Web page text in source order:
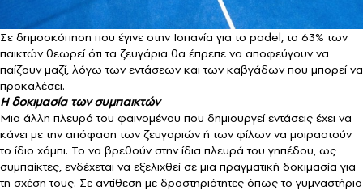
Σε δημοσκόπηση που έγινε στην Ισπανία για το padel, το 63% των
παικτών θεωρεί ότι τα ζευγάρια θα έπρεπε να αποφεύγουν να
παίζουν μαζί, λόγω των εντάσεων και των καβγάδων που μπορεί να
προκαλέσει.
Η δοκιμασία των συμπαικτών
Μια άλλη πλευρά του φαινομένου που δημιουργεί εντάσεις έχει να
κάνει με την απόφαση των ζευγαριών ή των φίλων να μοιραστούν
το ίδιο χόμπι. Το να βρεθούν στην ίδια πλευρά του γηπέδου, ως
συμπαίκτες, ενδέχεται να εξελιχθεί σε μια πραγματική δοκιμασία για
τη σχέση τους. Σε αντίθεση με δραστηριότητες όπως το γυμναστήριο